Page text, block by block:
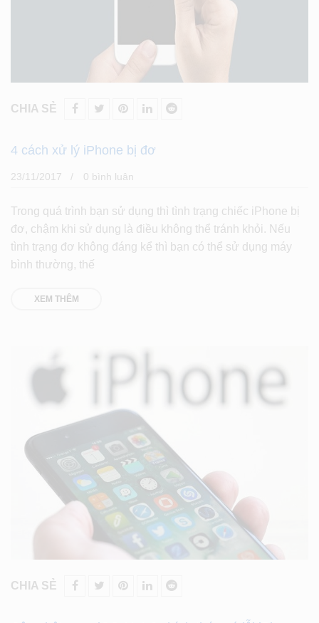
CHIA SẺ
4 cách xử lý iPhone bị đơ
23/11/2017 0 bình luân
Trong quá trình bạn sử dụng thì tình trạng chiếc iPhone bị
đơ, chậm khi sử dụng là điều không thể tránh khỏi. Nếu
tình trạng đơ không đáng kể thì bạn có thể sử dụng máy
bình thường, thế
XEM THÊM
CHIA SẺ